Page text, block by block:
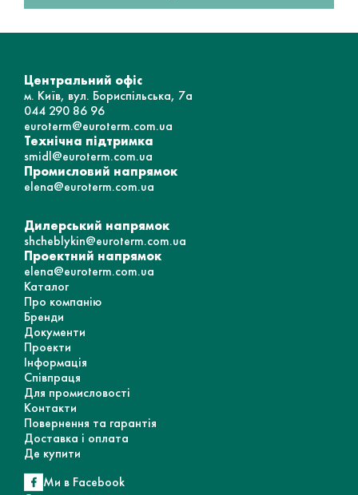
Центральний офіс
м. Київ, вул. Бориспільська, 7а
044 290 86 96
euroterm@euroterm.com.ua
Технічна підтримка
smidl@euroterm.com.ua
Промисловий напрямок
elena@euroterm.com.ua
Дилерський напрямок
shcheblykin@euroterm.com.ua
Проектний напрямок
elena@euroterm.com.ua
Каталог
Про компанію
Бренди
Документи
Проекти
Інформація
Співпраця
Для промисловості
Контакти
Повернення та гарантія
Доставка і оплата
Де купити
Ми в Facebook